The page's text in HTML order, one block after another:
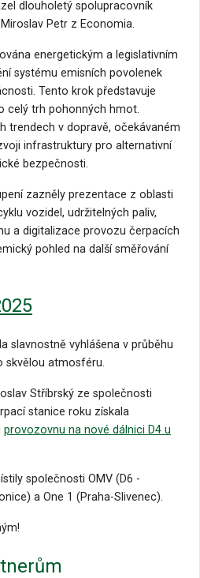
dlouholetý spolupracovník
Petr z Economia.
energetickým a legislativním
systému emisních povolenek
Tento krok představuje
celý trh pohonných hmot.
trendech v dopravě, očekávaném
infrastruktury pro alternativní
bezpečnosti.
zazněly prezentace z oblasti
vozidel, udržitelných paliv,
a digitalizace provozu čerpacích
pohled na další směřování
slavnostně vyhlášena v průběhu
skvělou atmosféru.
Stříbrský ze společnosti
stanice roku získala
provozovnu na nové dálnici D4 u
společnosti OMV (D6 -
a One 1 (Praha-Slivenec).